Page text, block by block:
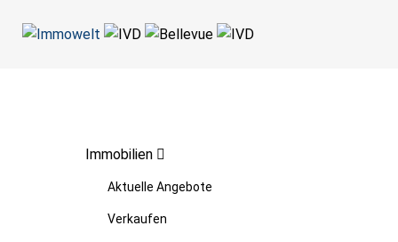
Immobilien
Aktuelle Angebote
Verkaufen